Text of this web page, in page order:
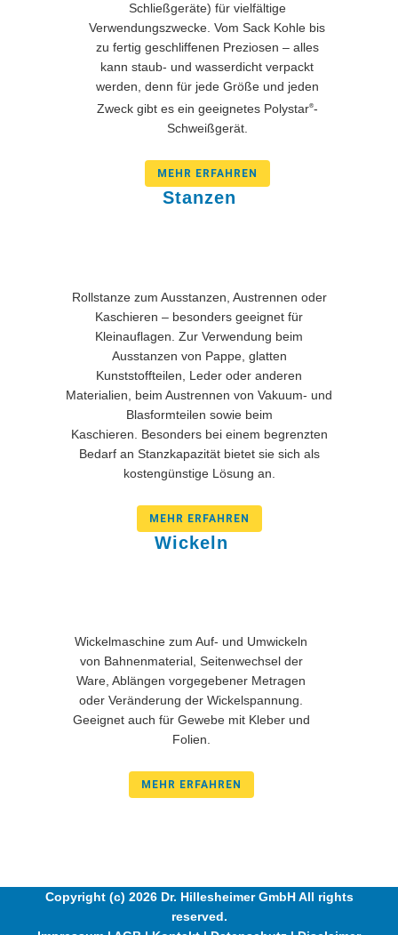
Schließgeräte) für vielfältige
Verwendungszwecke. Vom Sack Kohle bis
zu fertig geschliffenen Preziosen – alles
kann staub- und wasserdicht verpackt
werden, denn für jede Größe und jeden
Zweck gibt es ein geeignetes Polystar®-
Schweißgerät.
MEHR ERFAHREN
Stanzen
Rollstanze zum Ausstanzen, Austrennen oder
Kaschieren – besonders geeignet für
Kleinauflagen. Zur Verwendung beim
Ausstanzen von Pappe, glatten
Kunststoffteilen, Leder oder anderen
Materialien, beim Austrennen von Vakuum- und
Blasformteilen sowie beim
Kaschieren. Besonders bei einem begrenzten
Bedarf an Stanzkapazität bietet sie sich als
kostengünstige Lösung an.
MEHR ERFAHREN
Wickeln
Wickelmaschine zum Auf- und Umwickeln
von Bahnenmaterial, Seitenwechsel der
Ware, Ablängen vorgegebener Metragen
oder Veränderung der Wickelspannung.
Geeignet auch für Gewebe mit Kleber und
Folien.
MEHR ERFAHREN
Copyright (c) 2026 Dr. Hillesheimer GmbH All rights
reserved.